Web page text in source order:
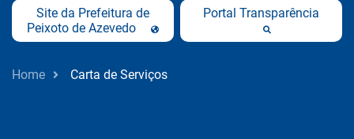
Site da Prefeitura de
Peixoto de Azevedo
Portal Transparência
Home Carta de Serviços